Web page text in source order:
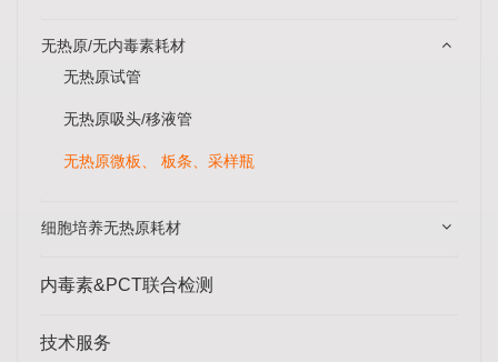
无热原/无内毒素耗材
无热原试管
无热原吸头/移液管
无热原微板、 板条、采样瓶
细胞培养无热原耗材
内毒素&PCT联合检测
技术服务